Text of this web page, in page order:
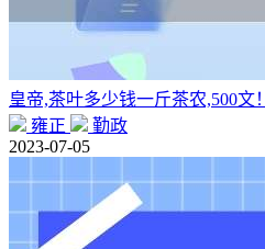
皇帝,茶叶多少钱一斤茶农,500文
雍正
勤政
2023-07-05